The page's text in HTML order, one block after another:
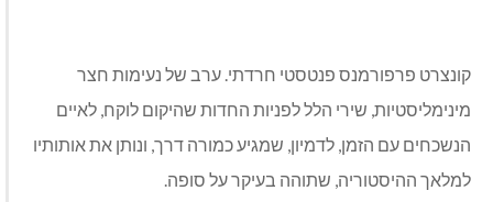
קונצרט פרפורמנס פנטסטי חרדתי. ערב של נעימות חצר
מינימליסטיות, שירי הלל לפניות החדות שהיקום לוקח, לאיים
הנשכחים עם הזמן, לדמיון, שמגיע כמורה דרך, ונותן את אותותיו
למלאך ההיסטוריה, שתוהה בעיקר על סופה.